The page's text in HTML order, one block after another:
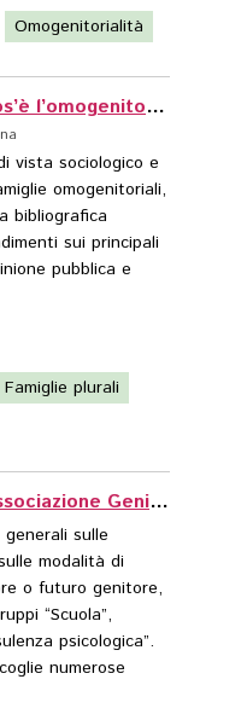
Omogenitorialità
La gaia famiglia. Che cos’è l’omogenitorialità?
vista sociologico e
omogenitoriali,
bibliografica
sui principali
pubblica e
Famiglie plurali
Famiglie Arcobaleno, Associazione Genitori Omosessuali
sulle
modalità di
o futuro genitore,
“Scuola”,
psicologica”.
numerose